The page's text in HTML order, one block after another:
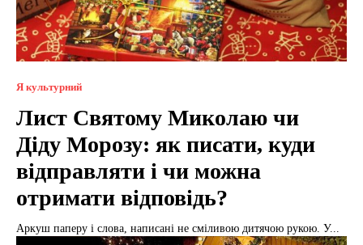
Я культурний
Лист Святому Миколаю чи
Діду Морозу: як писати, куди
відправляти і чи можна
отримати відповідь?
Аркуш паперу і слова, написані не сміливою дитячою рукою. У...